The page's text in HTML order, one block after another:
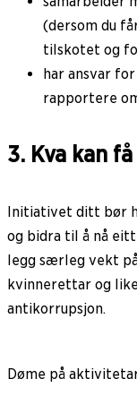
(dersom du
tilskotet og
har ansvar
rapportere
3. Kva kan
Initiativet ditt bør
og bidra til å nå
legg særleg vekt
kvinnerettar og
antikorrupsjon.
Døme på